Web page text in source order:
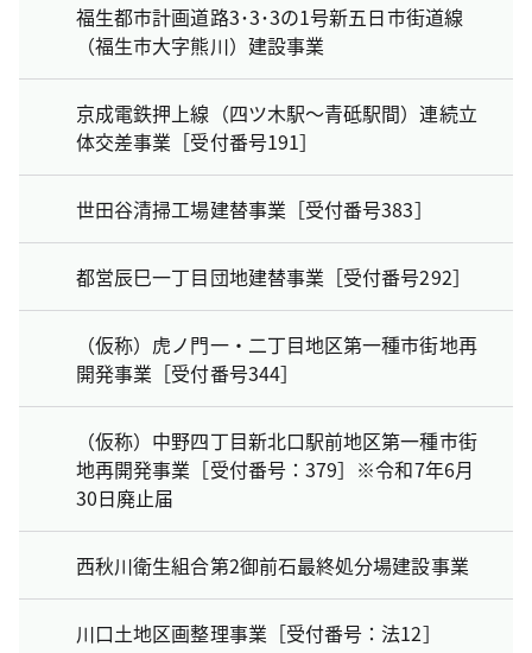
福生都市計画道路3･3･3の1号新五日市街道線
（福生市大字熊川）建設事業
京成電鉄押上線（四ツ木駅～青砥駅間）連続立
体交差事業［受付番号191］
世田谷清掃工場建替事業［受付番号383］
都営辰巳一丁目団地建替事業［受付番号292］
（仮称）虎ノ門一・二丁目地区第一種市街地再
開発事業［受付番号344］
（仮称）中野四丁目新北口駅前地区第一種市街
地再開発事業［受付番号：379］※令和7年6月
30日廃止届
西秋川衛生組合第2御前石最終処分場建設事業
川口土地区画整理事業［受付番号：法12］